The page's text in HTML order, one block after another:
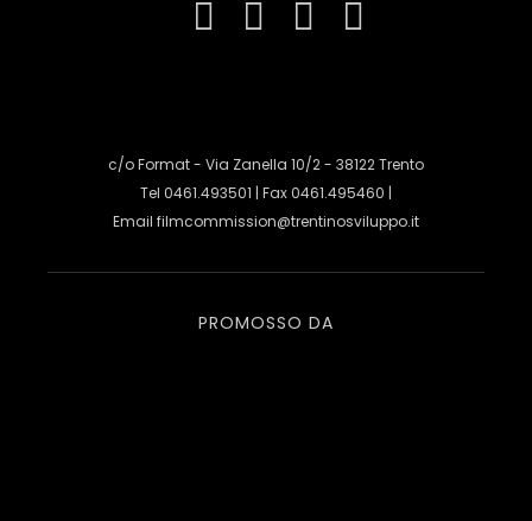
c/o Format - Via Zanella 10/2 - 38122 Trento
Tel 0461.493501 | Fax 0461.495460 |
Email filmcommission@trentinosviluppo.it
PROMOSSO DA